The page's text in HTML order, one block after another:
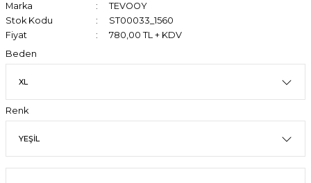
Marka
TEVOOY
Stok Kodu
ST00033_1560
Fiyat
780,00 TL + KDV
Beden
Renk